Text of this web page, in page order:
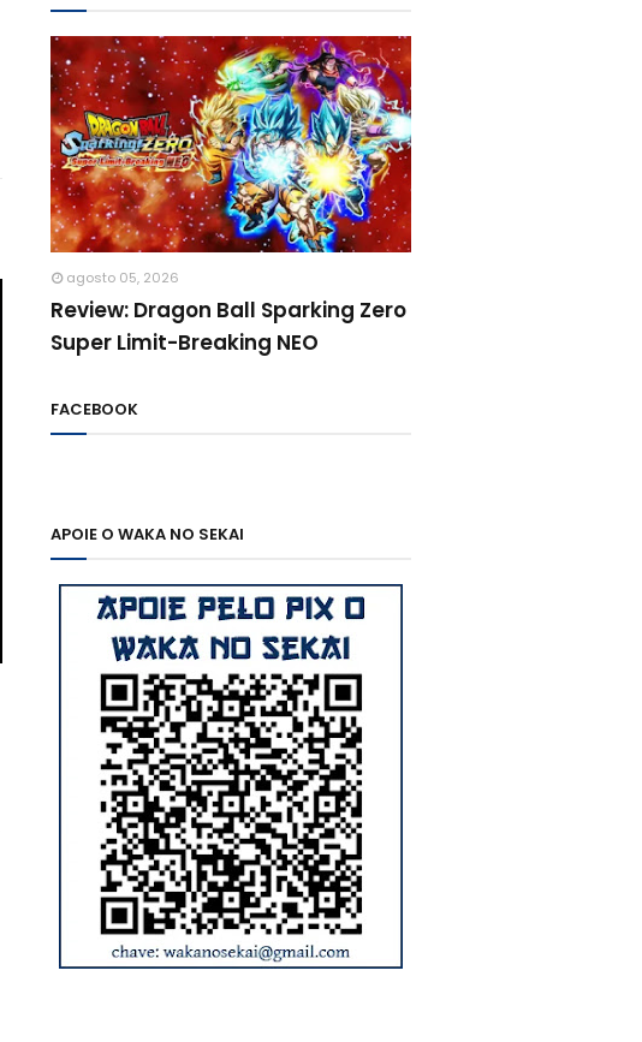
agosto 05, 2026
Review: Dragon Ball Sparking Zero
Super Limit-Breaking NEO
FACEBOOK
APOIE O WAKA NO SEKAI